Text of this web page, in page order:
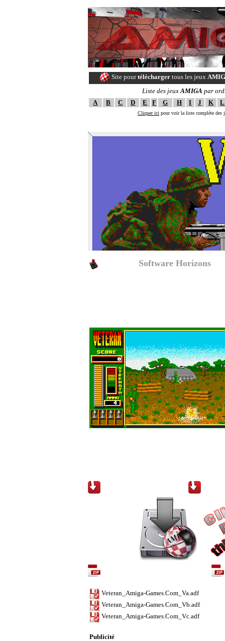
Site pourtélécharger tous les jeux
Liste des jeuxAMIGA par
A
B C D E F G H I J K L
Cliquer ici pour voir la liste compléte des
Software Horizons
Veteran_Amiga-Games.Com_Va.adf
Veteran_Amiga-Games.Com_Vb.adf
Veteran_Amiga-Games.Com_Vc.adf
Publicité